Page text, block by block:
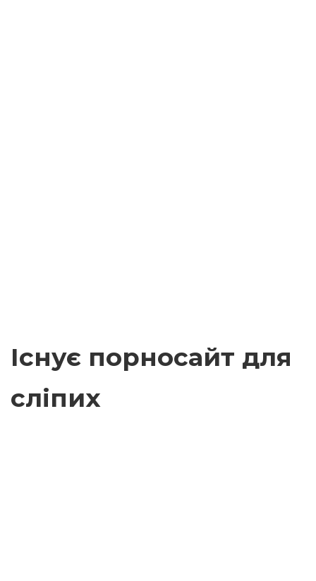
Існує порносайт для
сліпих